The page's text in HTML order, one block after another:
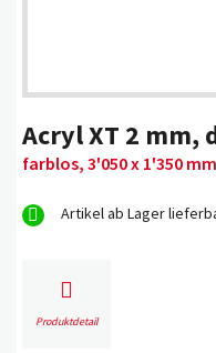
Acryl XT 2 mm,
farblos, 3'050 x 1'350 mm
Artikel ab Lager
Produktdetail